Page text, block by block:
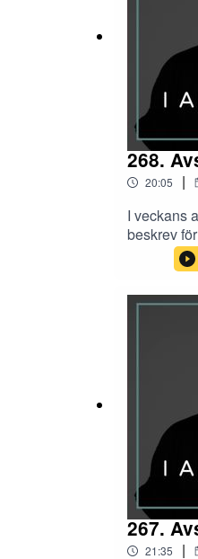
268.
20:05 |
I veckans
beskrev
267.
21:35 |